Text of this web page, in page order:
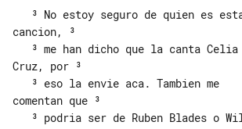
cancion, ³
Cruz, por ³
comentan que ³